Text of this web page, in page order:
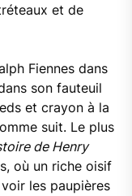
et de
Fiennes dans
son fauteuil
et crayon à la
suit. Le plus
de Henry
où un riche oisif
les paupières